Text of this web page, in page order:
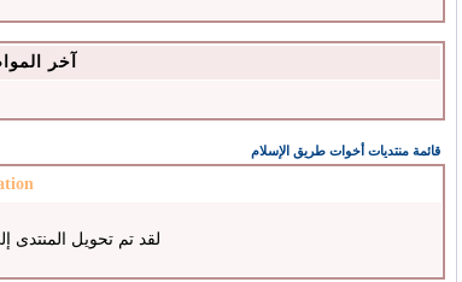
آخر
قائمة منتديات أخوات طريق الإسلام
لقد تم تحويل المنتدى